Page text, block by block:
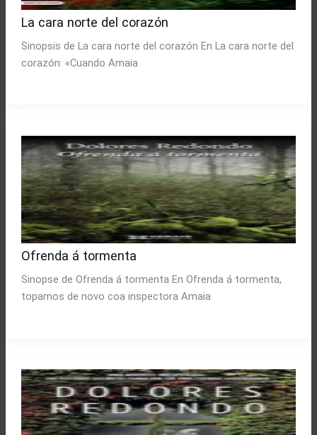
La cara norte del corazón
Sinopsis de La cara norte del corazón En La cara norte del
corazón: «Cuando Amaia
Ofrenda á tormenta
Sinopse de Ofrenda á tormenta En Ofrenda á tormenta,
topamos de novo coa inspectora Amaia